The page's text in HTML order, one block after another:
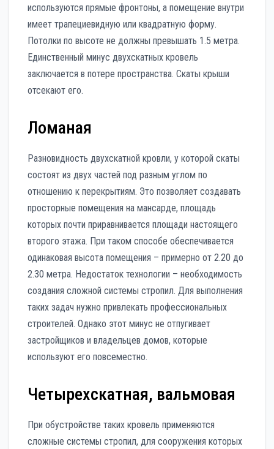
используются прямые фронтоны, а помещение внутри
имеет трапециевидную или квадратную форму.
Потолки по высоте не должны превышать 1.5 метра.
Единственный минус двухскатных кровель
заключается в потере пространства. Скаты крыши
отсекают его.
Ломаная
Разновидность двухскатной кровли, у которой скаты
состоят из двух частей под разным углом по
отношению к перекрытиям. Это позволяет создавать
просторные помещения на мансарде, площадь
которых почти приравнивается площади настоящего
второго этажа. При таком способе обеспечивается
одинаковая высота помещения – примерно от 2.20 до
2.30 метра. Недостаток технологии – необходимость
создания сложной системы стропил. Для выполнения
таких задач нужно привлекать профессиональных
строителей. Однако этот минус не отпугивает
застройщиков и владельцев домов, которые
используют его повсеместно.
Четырехскатная, вальмовая
При обустройстве таких кровель применяются
сложные системы стропил, для сооружения которых